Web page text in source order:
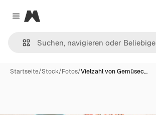
Close menu
Magnific
Startseite/Stock/Fotos/Vielzahl von Gemüsec…